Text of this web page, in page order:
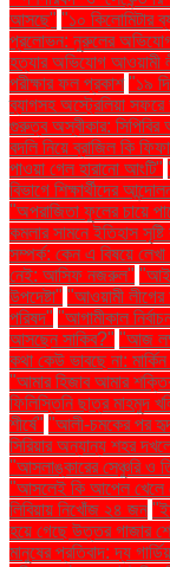
আসছে" "১০ কিলোমিটার
প্রলোভন: নুরুলের অভিযোগ
হত্যার অভিযোগ আওয়ামী
পরীক্ষার ফল প্রকাশ "১৯
ব্যাগসহ অস্ট্রেলিয়া সফরে
গুরুত্ব অস্বীকার:
বদলি নিয়ে ব্রাজিল কি
পাওয়া গেল হারানো আংটি"
বিভাগে শিক্ষার্থীদের
"অপরাজিতা ফুলের চায়ে
কমলার সামনে ইতিহাস
সম্পর্ক: কেন এ বিষয়ে
নেই: আসিফ নজরুল"
উপদেষ্টা" "আওয়ামী লীগের
পরিষদ" "আগামীকাল
আসছেন সাকিব?" "আজ
কথা কেউ ভাবছে না: মার্কিন
"আমার হিজাব আমার
ফিলিস্তিনি ছাত্র মাহমুদ
শীর্ষে" "আলী-চমকের পর
সিরিয়ার অন্যান্য শহর
"আসলাঙ্কারের সেঞ্চুরি ও
"আসলেই কি আপেল খেলে
লিবিয়ায় নিখোঁজ ২৪ জন
হয়ে গেছে উত্তর গাজার
মানুষের প্রতিবাদ: দ্য